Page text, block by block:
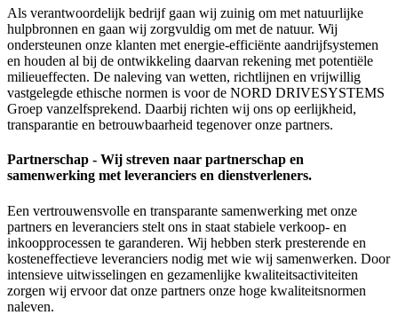
Als verantwoordelijk bedrijf gaan wij zuinig om met natuurlijke
hulpbronnen en gaan wij zorgvuldig om met de natuur. Wij
ondersteunen onze klanten met energie-efficiënte aandrijfsystemen
en houden al bij de ontwikkeling daarvan rekening met potentiële
milieueffecten. De naleving van wetten, richtlijnen en vrijwillig
vastgelegde ethische normen is voor de NORD DRIVESYSTEMS
Groep vanzelfsprekend. Daarbij richten wij ons op eerlijkheid,
transparantie en betrouwbaarheid tegenover onze partners.
Partnerschap - Wij streven naar partnerschap en
samenwerking met leveranciers en dienstverleners.
Een vertrouwensvolle en transparante samenwerking met onze
partners en leveranciers stelt ons in staat stabiele verkoop- en
inkoopprocessen te garanderen. Wij hebben sterk presterende en
kosteneffectieve leveranciers nodig met wie wij samenwerken. Door
intensieve uitwisselingen en gezamenlijke kwaliteitsactiviteiten
zorgen wij ervoor dat onze partners onze hoge kwaliteitsnormen
naleven.